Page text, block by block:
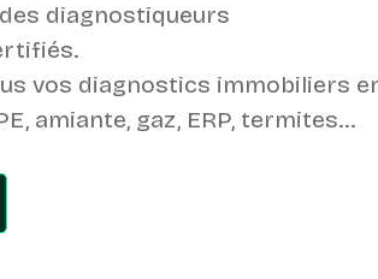
diagnostiqueurs
vos diagnostics immobiliers